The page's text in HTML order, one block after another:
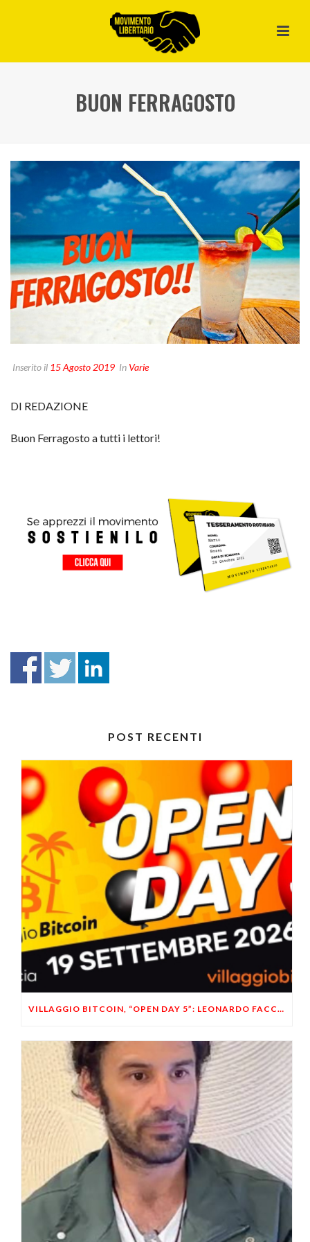
BUON FERRAGOSTO
Inserito il 15 Agosto 2019 In Varie
DI REDAZIONE
Buon Ferragosto a tutti i lettori!
POST RECENTI
VILLAGGIO BITCOIN, “OPEN DAY 5”: LEONARDO FACCO OSPITE A BRESCIA